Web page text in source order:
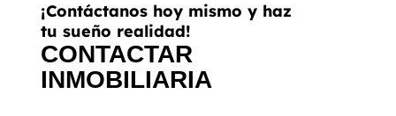
¡Contáctanos hoy mismo y haz
tu sueño realidad!
CONTACTAR
INMOBILIARIA